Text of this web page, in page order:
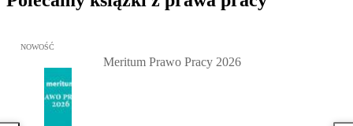
Przejdź do: Meritum Prawo Pracy 2026, Kazimierz Jaśkowski -
NOWOŚĆ
Meritum Prawo Pracy 2026